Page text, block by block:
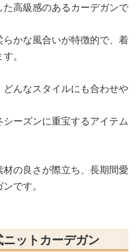
高級感のあるカーデガンで
かな風合いが特徴的で、着
。
んなスタイルにも合わせや
ーズンに重宝するアイテム
の良さが際立ち、長期間愛
です。
ットカーデガン